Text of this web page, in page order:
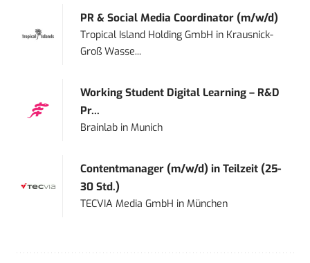
PR & Social Media Coordinator (m/w/d)
Tropical Island Holding GmbH in Krausnick-
Groß Wasse...
Working Student Digital Learning – R&D
Pr...
Brainlab inMunich
Contentmanager (m/w/d) in Teilzeit (25-
30 Std.)
TECVIA Media GmbH inMünchen